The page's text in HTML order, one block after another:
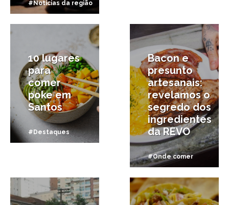
#Notícias da região
20/12/2025
10 lugares
para
comer
poke em
Santos
#Destaques
Bacon e
presunto
artesanais:
revelamos o
segredo dos
ingredientes
da REVO
#Onde comer
28/10/2025